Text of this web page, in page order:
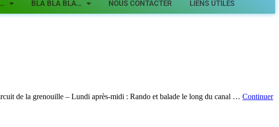
BLA BLA BLA… NOUS CONTACTER LIENS UTILES
de la grenouille – Lundi après-midi : Rando et balade le long du canal … Continuer